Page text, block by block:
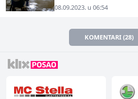
08.09.2023. u 06:54
KOMENTARI (28)